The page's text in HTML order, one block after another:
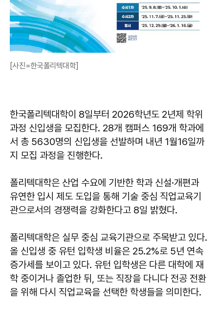
[사진=한국폴리텍대학]
한국폴리텍대학이 8일부터 2026학년도 2년제 학위
과정 신입생을 모집한다. 28개 캠퍼스 169개 학과에
서 총 5630명의 신입생을 선발하며 내년 1월16일까
지 모집 과정을 진행한다.
폴리텍대학은 산업 수요에 기반한 학과 신설·개편과
유연한 입시 제도 도입을 통해 기술 중심 직업교육기
관으로서의 경쟁력을 강화한다고 8일 밝혔다.
폴리텍대학은 실무 중심 교육기관으로 주목받고 있다.
올 신입생 중 유턴 입학생 비율은 25.2%로 5년 연속
증가세를 보이고 있다. 유턴 입학생은 다른 대학에 재
학 중이거나 졸업한 뒤, 또는 직장을 다니다 전공 전환
을 위해 다시 직업교육을 선택한 학생들을 의미한다.